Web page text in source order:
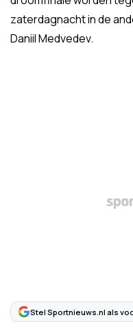
zaterdagnacht in de
Daniil Medvedev.
Stel Sportnieuws.nl als